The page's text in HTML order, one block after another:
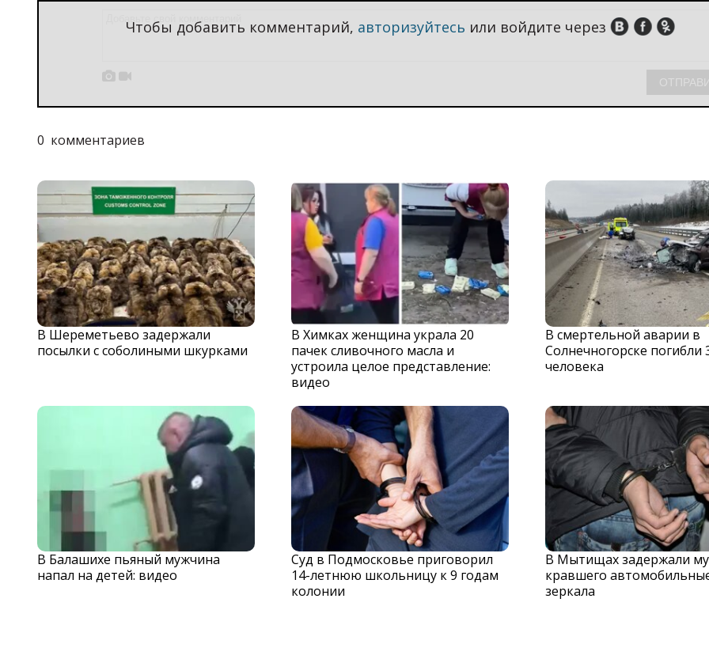
Чтобы добавить комментарий, авторизуйтесь или войдите через
 
0 комментариев
В Шереметьево задержали
посылки с соболиными шкурками
В Химках женщина украла 20
пачек сливочного масла и
устроила целое представление:
видео
В смертельной аварии в
Солнечногорске погибли
человека
В Балашихе пьяный мужчина
напал на детей: видео
Суд в Подмосковье приговорил
14-летнюю школьницу к 9 годам
колонии
В Мытищах задержали
кравшего
зеркала